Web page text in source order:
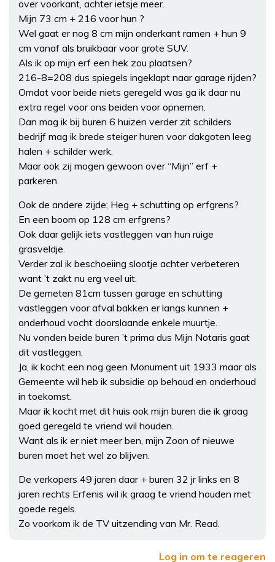
over voorkant, achter ietsje meer.
Mijn 73 cm + 216 voor hun ?
Wel gaat er nog 8 cm mijn onderkant ramen + hun 9
cm vanaf als bruikbaar voor grote SUV.
Als ik op mijn erf een hek zou plaatsen?
216-8=208 dus spiegels ingeklapt naar garage rijden?
Omdat voor beide niets geregeld was ga ik daar nu
extra regel voor ons beiden voor opnemen.
Dan mag ik bij buren 6 huizen verder zit schilders
bedrijf mag ik brede steiger huren voor dakgoten leeg
halen + schilder werk.
Maar ook zij mogen gewoon over “Mijn” erf +
parkeren.
Ook de andere zijde; Heg + schutting op erfgrens?
En een boom op 128 cm erfgrens?
Ook daar gelijk iets vastleggen van hun ruige
grasveldje.
Verder zal ik beschoeiing slootje achter verbeteren
want ’t zakt nu erg veel uit.
De gemeten 81cm tussen garage en schutting
vastleggen voor afval bakken er langs kunnen +
onderhoud vocht doorslaande enkele muurtje.
Nu vonden beide buren ’t prima dus Mijn Notaris gaat
dit vastleggen.
Ja, ik kocht een nog geen Monument uit 1933 maar als
Gemeente wil heb ik subsidie op behoud en onderhoud
in toekomst.
Maar ik kocht met dit huis ook mijn buren die ik graag
goed geregeld te vriend wil houden.
Want als ik er niet meer ben, mijn Zoon of nieuwe
buren moet het wel zo blijven.
De verkopers 49 jaren daar + buren 32 jr links en 8
jaren rechts Erfenis wil ik graag te vriend houden met
goede regels.
Zo voorkom ik de TV uitzending van Mr. Read.
Log in om te reageren